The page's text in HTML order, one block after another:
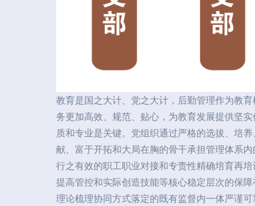
教育是国之大计、党之大计，后勤管理作为教
务更加高效、规范、贴心，为教育发展提供坚
质和专业是关键。党组织通过严格的选拔、培
献、富于开拓和大局在胸的骨干承担管理体系
行之有效的职工职业对接和专责性精确培育再
提高管控和实际创造技能等核心稳定层次的保
理论梳理协同方式落定的既有监督内一体严谨